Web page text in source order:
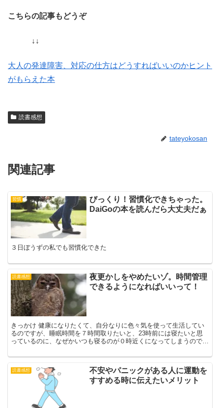
こちらの記事もどうぞ
↓↓
大人の発達障害、対応の仕方はどうすればいいのかヒント
がもらえた本
読書感想
tateyokosan
関連記事
習慣
びっくり！習慣化できちゃった。
DaiGoの本を読んだら大丈夫だぁ
３日ぼうずの私でも習慣化できた
読書感想
夜更かしをやめたいゾ。時間管理
できるようになればいいって！
きっかけ 健康になりたくて、自分なりに色々気を使って生活してい
るのですが、睡眠時間を７時間取りたいと、23時前には寝たいと思
っているのに、なぜかいつも寝るのが０時近くになってしまうのです
読書感想
不安やパニックがある人に運動を
すすめる時に伝えたいメリット